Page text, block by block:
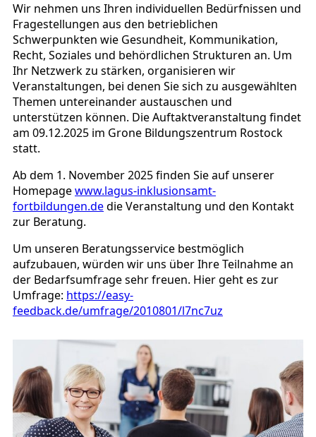
Wir nehmen uns Ihren individuellen Bedürfnissen und
Fragestellungen aus den betrieblichen
Schwerpunkten wie Gesundheit, Kommunikation,
Recht, Soziales und behördlichen Strukturen an. Um
Ihr Netzwerk zu stärken, organisieren wir
Veranstaltungen, bei denen Sie sich zu ausgewählten
Themen untereinander austauschen und
unterstützen können. Die Auftaktveranstaltung findet
am 09.12.2025 im Grone Bildungszentrum Rostock
statt.
Ab dem 1. November 2025 finden Sie auf unserer
Homepagewww.lagus-inklusionsamt-
fortbildungen.dedie Veranstaltung und den Kontakt
zur Beratung.
Um unseren Beratungsservice bestmöglich
aufzubauen, würden wir uns über Ihre Teilnahme an
der Bedarfsumfrage sehr freuen. Hier geht es zur
Umfrage: https://easy-
feedback.de/umfrage/2010801/l7nc7uz